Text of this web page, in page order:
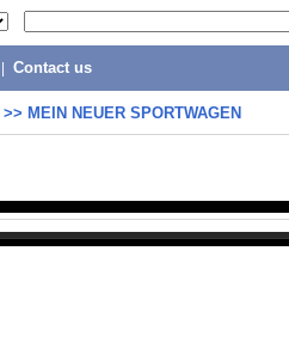
Contact us
>> MEIN NEUER SPORTWAGEN